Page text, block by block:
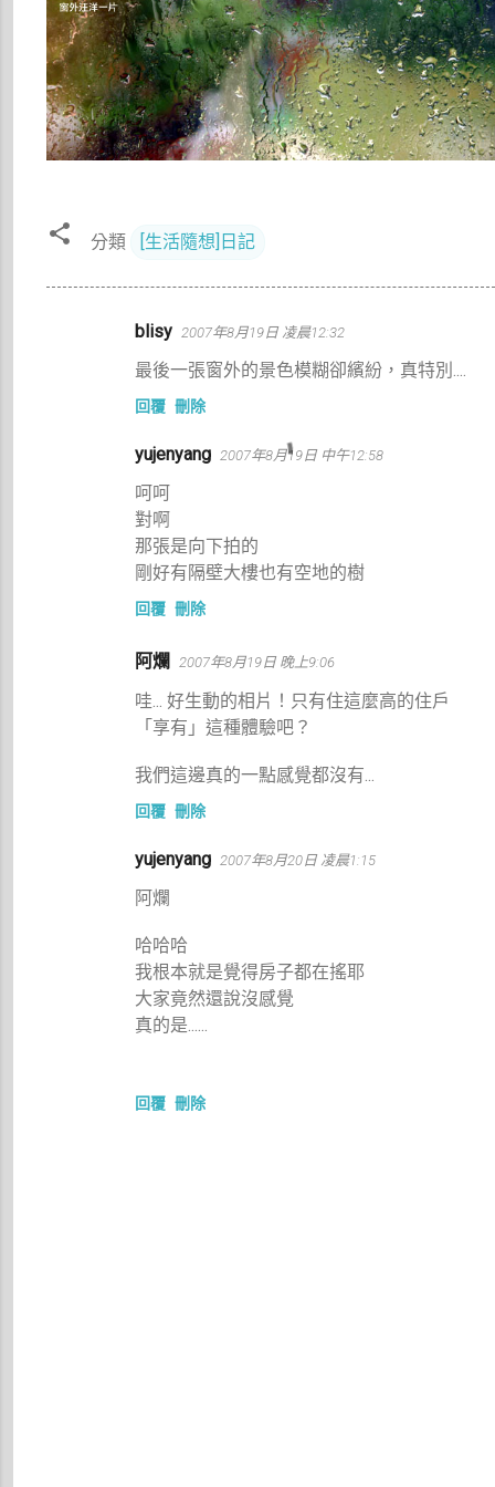
分類 [生活隨想]日記
blisy 2007年8月19日 凌晨12:32
最後一張窗外的景色模糊卻繽紛，真特別....
回覆 刪除
yujenyang 2007年8月19日 中午12:58
呵呵
對啊
那張是向下拍的
剛好有隔壁大樓也有空地的樹
回覆 刪除
阿爛 2007年8月19日 晚上9:06
哇... 好生動的相片！只有住這麼高的住戶
「享有」這種體驗吧？
我們這邊真的一點感覺都沒有...
回覆 刪除
yujenyang 2007年8月20日 凌晨1:15
阿爛
哈哈哈
我根本就是覺得房子都在搖耶
大家竟然還說沒感覺
真的是......
回覆 刪除